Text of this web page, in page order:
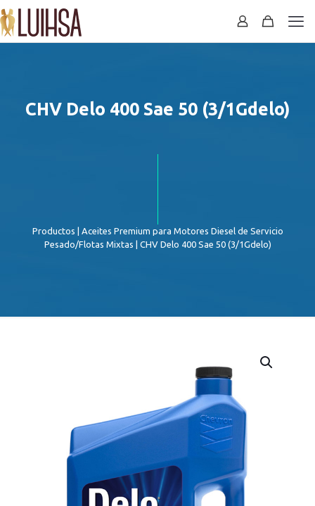
CHV Delo 400 Sae 50 (3/1Gdelo)
Productos
Aceites Premium para Motores Diesel de Servicio
Pesado/Flotas Mixtas | CHV Delo 400 Sae 50 (3/1Gdelo)